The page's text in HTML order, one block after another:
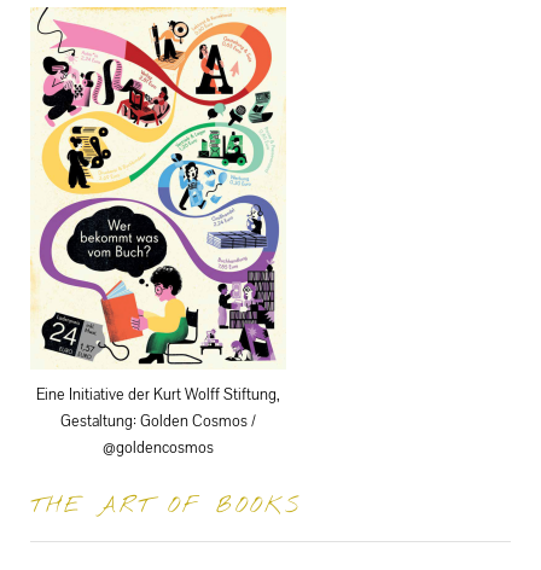
Eine Initiative der Kurt Wolff Stiftung,
Gestaltung: Golden Cosmos /
@goldencosmos
THE ART OF BOOKS